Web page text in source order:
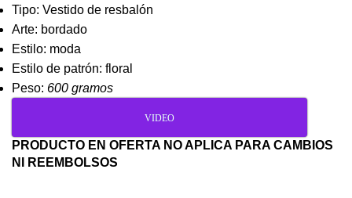
Tipo: Vestido de resbalón
Arte: bordado
Estilo: moda
Estilo de patrón: floral
Peso: 600 gramos
VIDEO
PRODUCTO EN OFERTA NO APLICA PARA CAMBIOS
NI REEMBOLSOS